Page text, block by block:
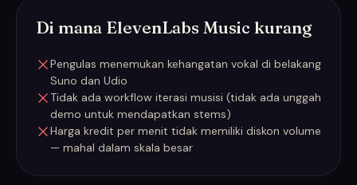
Di mana ElevenLabs Music kurang
Pengulas menemukan kehangatan vokal di belakang
Suno dan Udio
Tidak ada workflow iterasi musisi (tidak ada unggah
demo untuk mendapatkan stems)
Harga kredit per menit tidak memiliki diskon volume
— mahal dalam skala besar